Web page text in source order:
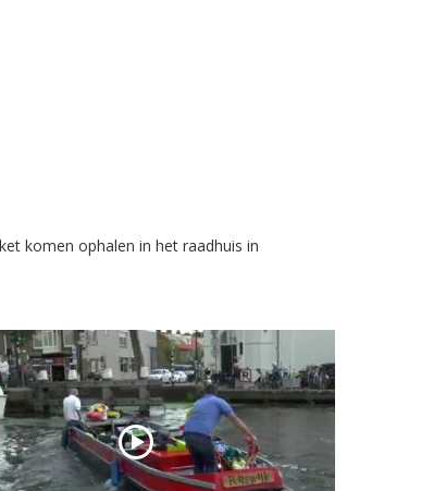
komen ophalen in het raadhuis in